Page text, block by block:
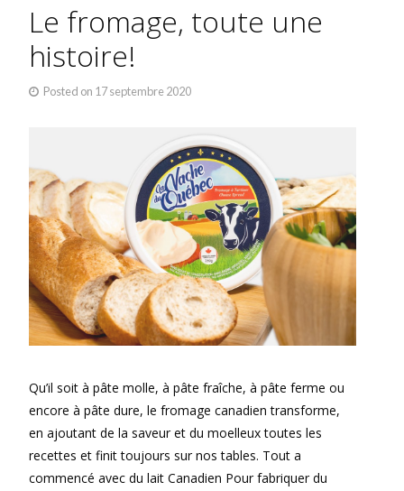
Le fromage, toute une
histoire!
Posted on 17 septembre 2020
Qu’il soit à pâte molle, à pâte fraîche, à pâte ferme ou
encore à pâte dure, le fromage canadien transforme,
en ajoutant de la saveur et du moelleux toutes les
recettes et finit toujours sur nos tables. Tout a
commencé avec du lait Canadien Pour fabriquer du